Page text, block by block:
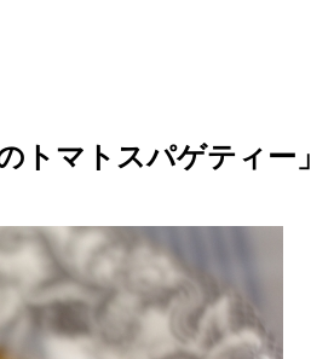
トマトスパゲティー」